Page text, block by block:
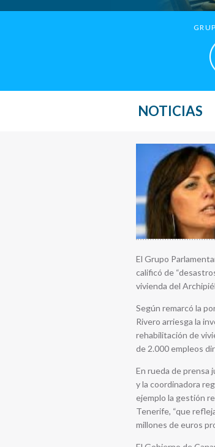
NOTICIAS
El Grupo
calificó de
vivienda del
Según remarcó la
Rivero arriesga la
rehabilitación de
de 2.000 empleos
En rueda de prensa
y la coordinadora
ejemplo la gestión
Tenerife, “que
millones de euros